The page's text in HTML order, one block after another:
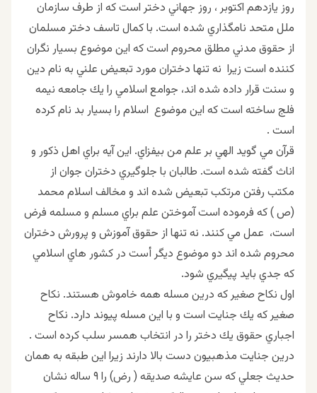
روز يازدهم اكتوبر ، روز جهاني دختر است كه از طرف سازمان
ملل متحد نامگذاري شده است. با كمال تاسف دختر مسلمان
از حقوق مدني مطلق محروم است كه اين موضوع بسيار نگران
كننده است زيرا نه تنها دختران مورد تبعيض علني به نام دين
و سنت قرار داده شده اند، جوامع اسلامي را يك جامعه نيمه
فلج ساخته است كه اين موضوع اسلام را بسيار بد نام كرده
است .
قرآن مي گويد الهي بر علم من بيفزاي. اين آيه براي اهل ذكور و
اناث گفته شده است. طالبان با جلوگيري دختران جوان از
مكتب رفتن مرتكب تبعيض شده اند و مخالف اسلام محمد
(ص ) كه فرموده است آموختن علم براي مسلم و مسلمه فرض
است، عمل مي كنند. نه تنها از حقوق آموزش و پرورش دختران
محروم شده اند دو موضوع ديگر أست در كشور هاي اسلامي
كه جدي بايد پيگيري شود.
اول نكاح صغير كه درين مسله همه خاموش هستند. نكاح
صغير كه يك جنايت است و با اين مسله پيوند دارد. نكاح
اجباري حقوق يك دختر را در انتخاب همسر سلب كرده است .
درين جنايت مذهبيون دست بالا دارند زيرا اين طبقه به همان
حديث جعلي كه سن عايشه صديقه ( رض) را ٩ ساله نشان